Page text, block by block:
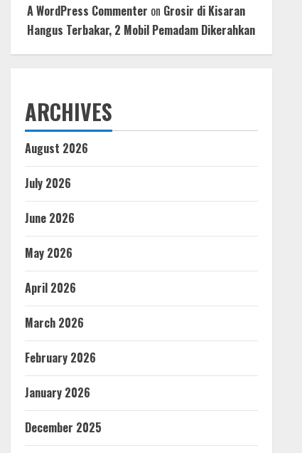
A WordPress Commenter on Grosir di Kisaran
Hangus Terbakar, 2 Mobil Pemadam Dikerahkan
ARCHIVES
August 2026
July 2026
June 2026
May 2026
April 2026
March 2026
February 2026
January 2026
December 2025